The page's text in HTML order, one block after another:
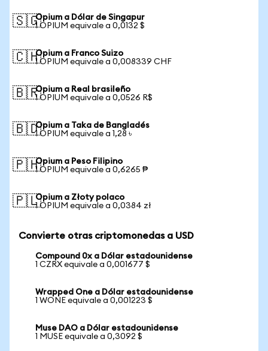
🇸🇬Opium a Dólar de Singapur
1 OPIUM equivale a 0,0132 $
🇨🇭Opium a Franco Suizo
1 OPIUM equivale a 0,008339 CHF
🇧🇷Opium a Real brasileño
1 OPIUM equivale a 0,0526 R$
🇧🇩Opium a Taka de Bangladés
1 OPIUM equivale a 1,28 ৳
🇵🇭Opium a Peso Filipino
1 OPIUM equivale a 0,6265 ₱
🇵🇱Opium a Złoty polaco
1 OPIUM equivale a 0,0384 zł
Convierte otras criptomonedas a USD
Compound 0x a Dólar estadounidense
1 CZRX equivale a 0,001677 $
Wrapped One a Dólar estadounidense
1 WONE equivale a 0,001223 $
Muse DAO a Dólar estadounidense
1 MUSE equivale a 0,3092 $